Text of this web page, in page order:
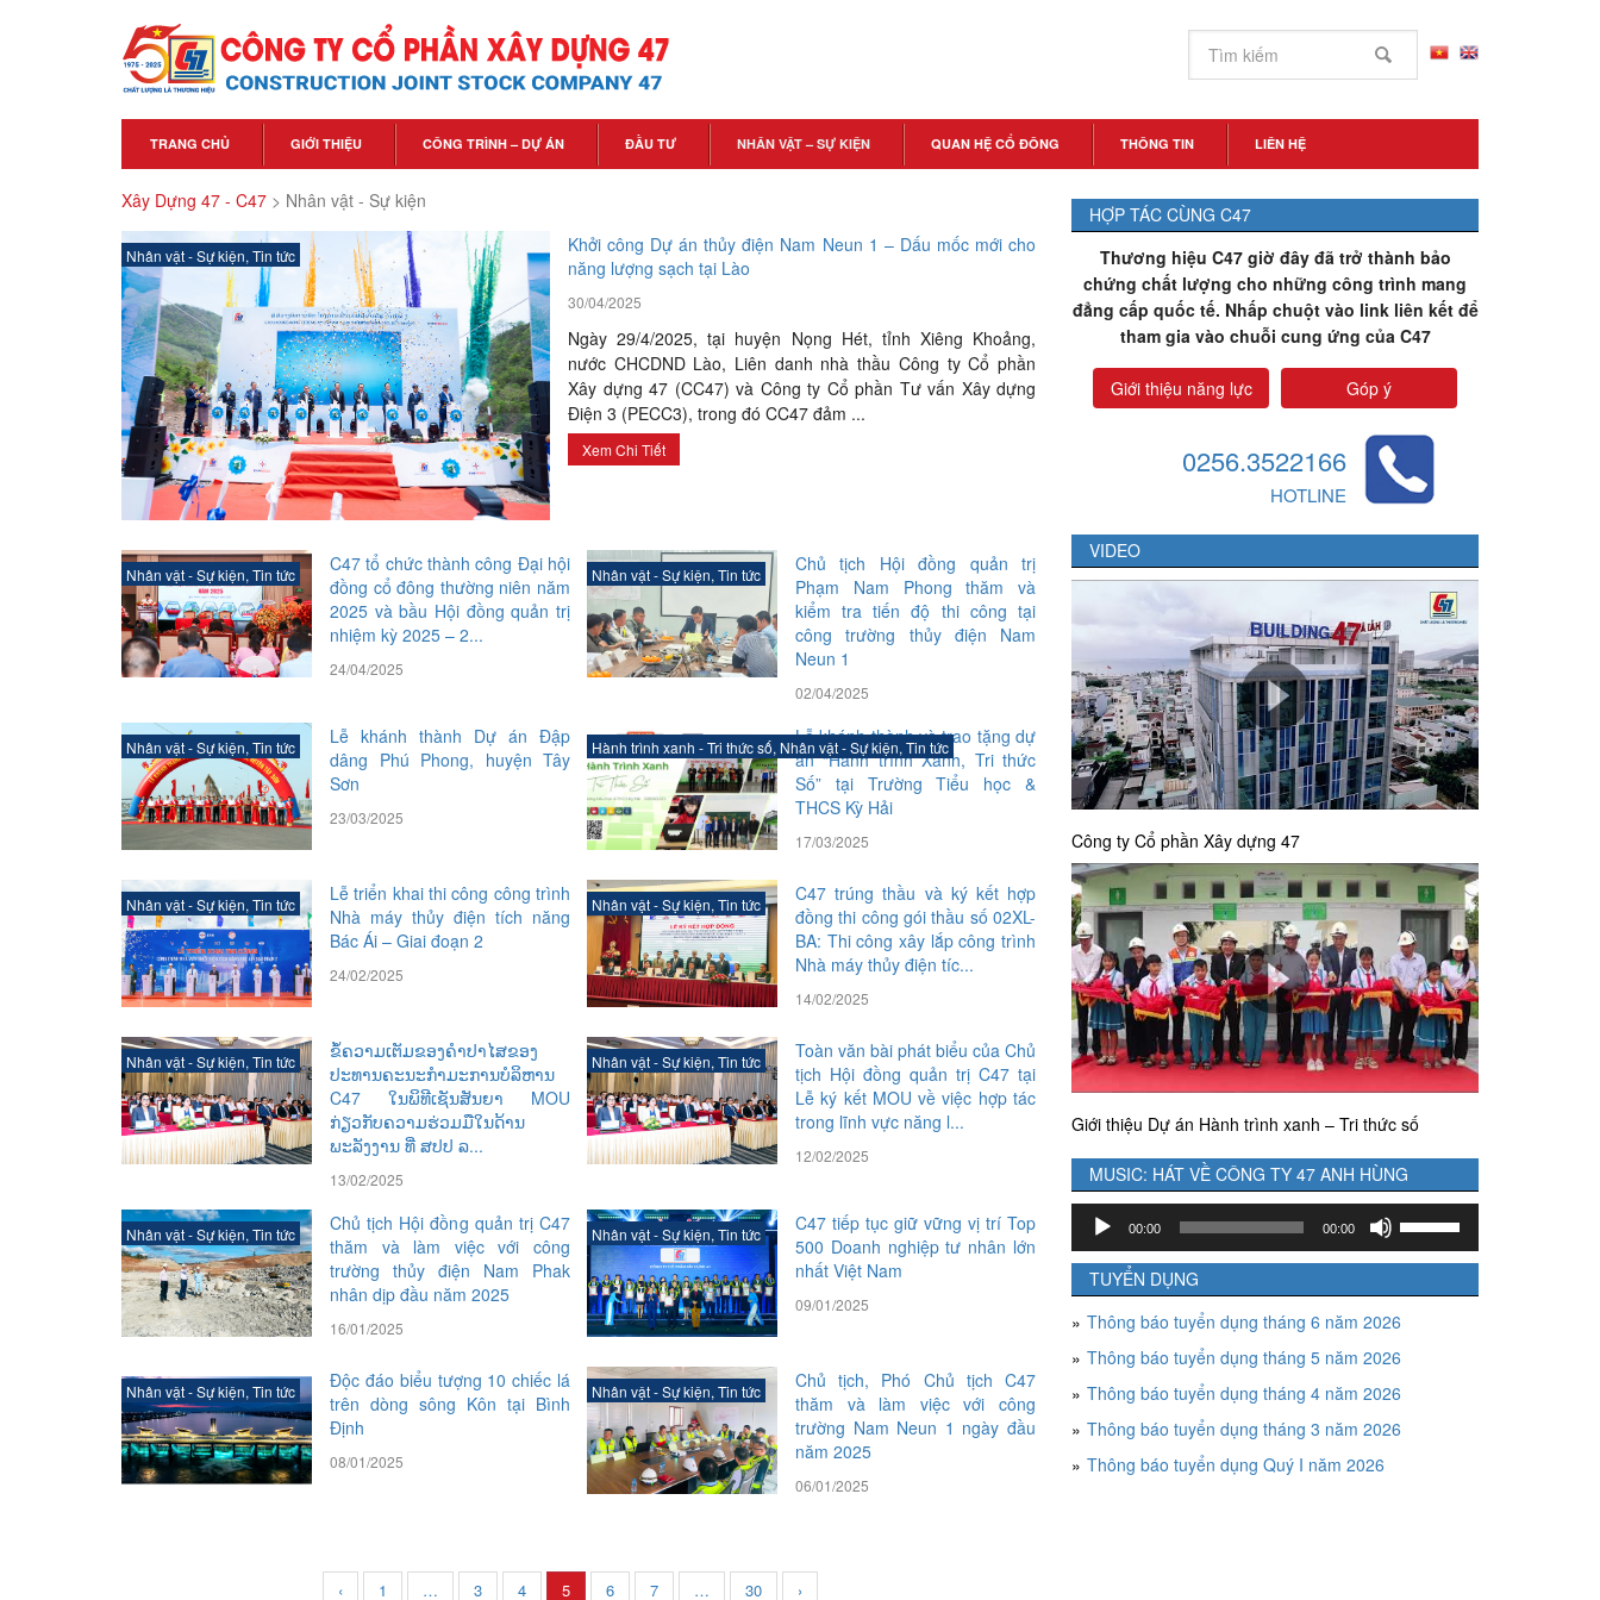
TRANG CHỦ GIỚI THIỆU CÔNG TRÌNH – DỰ ÁN ĐẦU TƯ NHÂN VẬT – SỰ KIỆN QUAN HỆ CỔ ĐÔNG THÔNG TIN LIÊN HỆ
Xây Dựng 47 - C47 > Nhân vật - Sự kiện
Nhân vật - Sự kiện, Tin tức
Khởi công Dự án thủy điện Nam Neun 1 – Dấu mốc mới cho
năng lượng sạch tại Lào
30/04/2025
Ngày 29/4/2025, tại huyện Nọng Hét, tỉnh Xiêng Khoảng,
nước CHCDND Lào, Liên danh nhà thầu Công ty Cổ phần
Xây dựng 47 (CC47) và Công ty Cổ phần Tư vấn Xây dựng
Điện 3 (PECC3), trong đó CC47 đảm ...
Xem Chi Tiết
Nhân vật - Sự kiện, Tin tức
C47 tổ chức thành công Đại hội
đồng cổ đông thường niên năm
2025 và bầu Hội đồng quản trị
nhiệm kỳ 2025 – 2...
24/04/2025
Nhân vật - Sự kiện, Tin tức
Chủ tịch Hội đồng quản trị
Phạm Nam Phong thăm và
kiểm tra tiến độ thi công tại
công trường thủy điện Nam
Neun 1
02/04/2025
Nhân vật - Sự kiện, Tin tức
Lễ khánh thành Dự án Đập
dâng Phú Phong, huyện Tây
Sơn
23/03/2025
Hành trình xanh - Tri thức số, Nhân vật - Sự kiện, Tin tức
Lễ khánh thành và trao tặng dự
án “Hành trình Xanh, Tri thức
Số” tại Trường Tiểu học &
THCS Kỳ Hải
17/03/2025
Nhân vật - Sự kiện, Tin tức
Lễ triển khai thi công công trình
Nhà máy thủy điện tích năng
Bác Ái – Giai đoạn 2
24/02/2025
Nhân vật - Sự kiện, Tin tức
C47 trúng thầu và ký kết hợp
đồng thi công gói thầu số 02XL-
BA: Thi công xây lắp công trình
Nhà máy thủy điện tíc...
14/02/2025
Nhân vật - Sự kiện, Tin tức
ຂໍ້ຄວາມເຕັມຂອງຄຳປາໄສຂອງ
ປະທານຄະນະກຳມະການບໍລິຫານ
C47 ໃນພິທີເຊັນສັນຍາ MOU
ກ່ຽວກັບຄວາມຮ່ວມມືໃນດ້ານ
ພະລັງງານ ທີ່ ສປປ ລ...
13/02/2025
Nhân vật - Sự kiện, Tin tức
Toàn văn bài phát biểu của Chủ
tịch Hội đồng quản trị C47 tại
Lễ ký kết MOU về việc hợp tác
trong lĩnh vực năng l...
12/02/2025
Nhân vật - Sự kiện, Tin tức
Chủ tịch Hội đồng quản trị C47
thăm và làm việc với công
trường thủy điện Nam Phak
nhân dịp đầu năm 2025
16/01/2025
Nhân vật - Sự kiện, Tin tức
C47 tiếp tục giữ vững vị trí Top
500 Doanh nghiệp tư nhân lớn
nhất Việt Nam
09/01/2025
Nhân vật - Sự kiện, Tin tức
Độc đáo biểu tượng 10 chiếc lá
trên dòng sông Kôn tại Bình
Định
08/01/2025
Nhân vật - Sự kiện, Tin tức
Chủ tịch, Phó Chủ tịch C47
thăm và làm việc với công
trường Nam Neun 1 ngày đầu
năm 2025
06/01/2025
‹ 1 … 3 4 5 6 7 … 30 ›
HỢP TÁC CÙNG C47
Thương hiệu C47 giờ đây đã trở thành bảo
chứng chất lượng cho những công trình mang
đẳng cấp quốc tế. Nhấp chuột vào link liên kết để
tham gia vào chuỗi cung ứng của C47
Giới thiệu năng lực Góp ý
0256.3522166
HOTLINE
VIDEO
Công ty Cổ phần Xây dựng 47
Giới thiệu Dự án Hành trình xanh – Tri thức số
MUSIC: HÁT VỀ CÔNG TY 47 ANH HÙNG
Trình
chơi
Audio
00:00 00:00
các
phím
mũi
để
tăng
TUYỂN DỤNG
Thông báo tuyển dụng tháng 6 năm 2026
Thông báo tuyển dụng tháng 5 năm 2026
Thông báo tuyển dụng tháng 4 năm 2026
Thông báo tuyển dụng tháng 3 năm 2026
Thông báo tuyển dụng Quý I năm 2026